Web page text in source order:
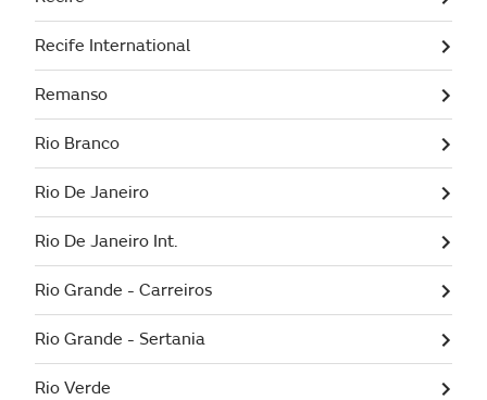
Recife International
Remanso
Rio Branco
Rio De Janeiro
Rio De Janeiro Int.
Rio Grande - Carreiros
Rio Grande - Sertania
Rio Verde